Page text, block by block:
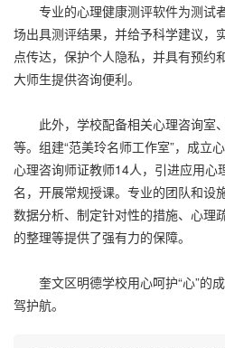
专业的心理健康测评软件为测试
场出具测评结果，并给予科学建议，
点传达，保护个人隐私，并具有预约
大师生提供咨询便利。
此外，学校配备相关心理咨询室
等。组建“范美玲名师工作室”，成立
心理咨询师证教师14人，引进应用心
名，开展常规授课。专业的团队和设
数据分析、制定针对性的措施、心理
的整理等提供了强有力的保障。
奎文区明德学校用心呵护“心”的
驾护航。